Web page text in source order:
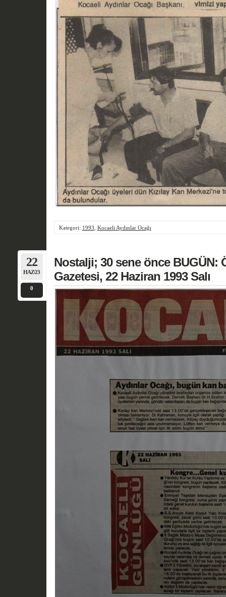
Kategori: 1993 Kocaeli Aydınlar Ocağı
22
HAZ/23
0
Nostalji; 30 sene önce BUGÜN:
Gazetesi, 22 Haziran 1993 Salı